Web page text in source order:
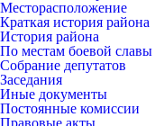
Месторасположение
Краткая история района
История района
По местам боевой славы
Собрание депутатов
Заседания
Иные документы
Постоянные комиссии
Правовые акты